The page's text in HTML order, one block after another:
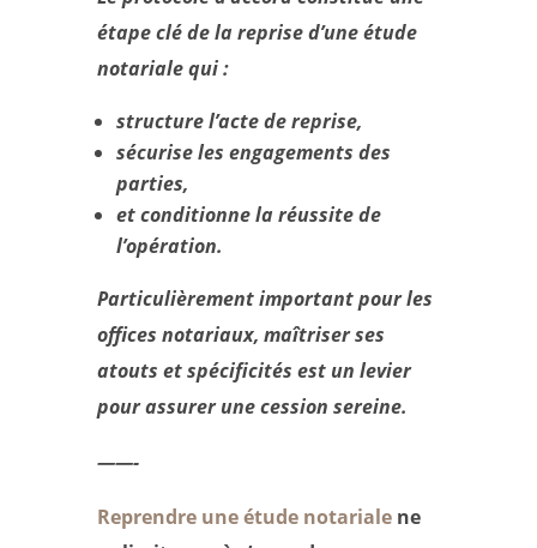
étape clé de la reprise d’une étude
notariale qui :
structure l’acte de reprise,
sécurise les engagements des
parties,
et conditionne la réussite de
l’opération.
Particulièrement important pour les
offices notariaux, maîtriser ses
atouts et spécificités est un levier
pour assurer une cession sereine.
——-
Reprendre une étude notarialene